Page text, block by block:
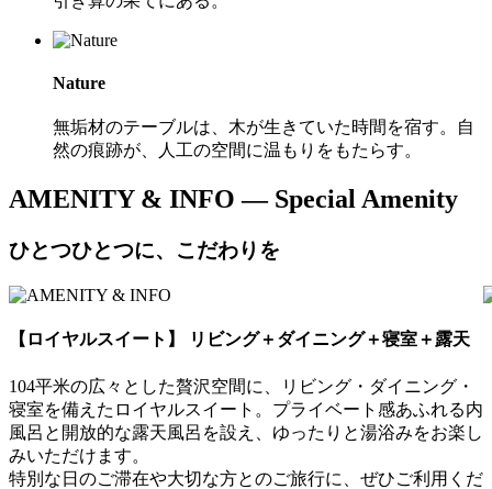
Nature
無垢材のテーブルは、木が生きていた時間を宿す。自
然の痕跡が、人工の空間に温もりをもたらす。
AMENITY & INFO— Special Amenity
ひとつひとつに、こだわりを
【ロイヤルスイート】 リビング＋ダイニング＋寝室＋露天
104平米の広々とした贅沢空間に、リビング・ダイニング・
寝室を備えたロイヤルスイート。プライベート感あふれる内
風呂と開放的な露天風呂を設え、ゆったりと湯浴みをお楽し
みいただけます。
特別な日のご滞在や大切な方とのご旅行に、ぜひご利用くだ